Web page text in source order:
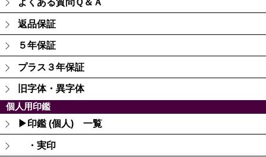
よくある質問Ｑ＆Ａ
返品保証
５年保証
プラス３年保証
旧字体・異字体
個人用印鑑
▶印鑑 (個人) 一覧
・実印